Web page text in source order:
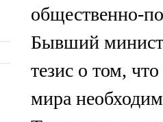
общественно-­
Бывший
тезис о том,
мира